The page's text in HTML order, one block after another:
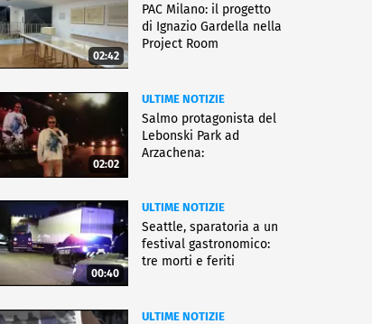
02:42
PAC Milano: il progetto
di Ignazio Gardella nella
Project Room
02:02
ULTIME NOTIZIE
Salmo protagonista del
Lebonski Park ad
Arzachena:
00:40
ULTIME NOTIZIE
Seattle, sparatoria a un
festival gastronomico:
tre morti e feriti
ULTIME NOTIZIE